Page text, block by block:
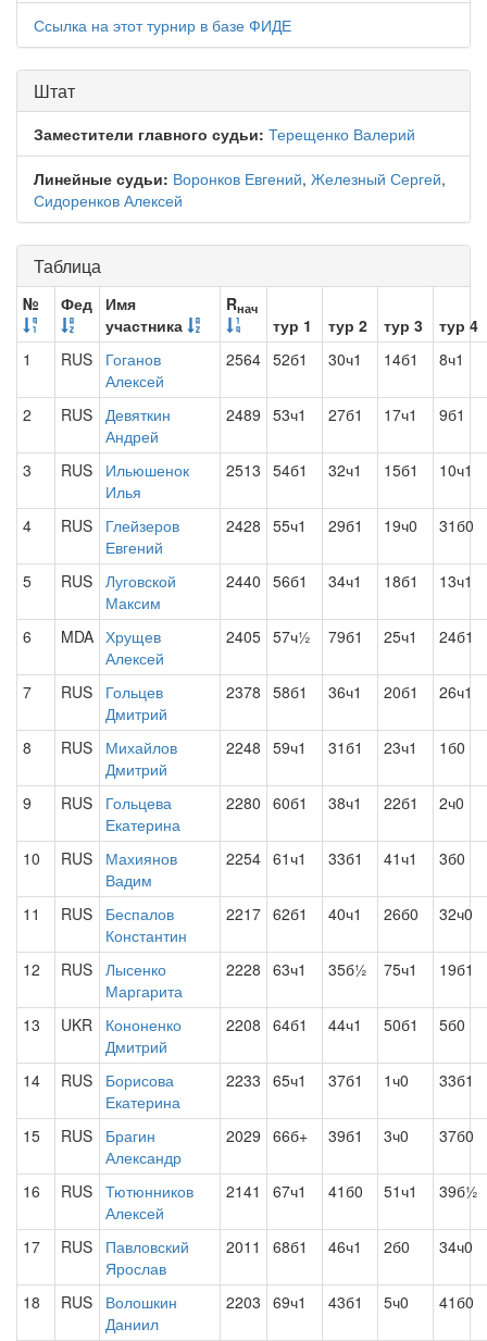
Ссылка на этот турнир в базе ФИДЕ
Штат
Заместители главного судьи: Терещенко Валерий
Линейные судьи: Воронков Евгений, Железный Сергей,
Сидоренков Алексей
Таблица
№ Фед
Имя
участника
Rнач
тур 1 тур 2 тур 3
тур 4
1
RUS
Гоганов
Алексей
2564 52б1 30ч1 14б1 8ч1
2 RUS Девяткин
Андрей
2489 53ч1 27б1 17ч1 9б1
3 RUS
Ильюшенок
Илья
2513 54б1 32ч1 15б1 10ч1
4 RUS
Глейзеров
Евгений
2428 55ч1 29б1 19ч0 31б0
5 RUS Луговской
Максим
2440 56б1 34ч1 18б1 13ч1
6 MDA Хрущев
Алексей
2405 57ч½ 79б1 25ч1 24б1
7 RUS
Гольцев
Дмитрий
2378 58б1 36ч1 20б1 26ч1
8 RUS
Михайлов
Дмитрий
2248 59ч1 31б1 23ч1 1б0
9 RUS
Гольцева
Екатерина
2280 60б1 38ч1 22б1 2ч0
10 RUS
Махиянов
Вадим
2254 61ч1 33б1 41ч1 3б0
11 RUS
Беспалов
Константин
2217 62б1 40ч1 26б0 32ч0
12 RUS Лысенко
Маргарита
2228 63ч1 35б½ 75ч1 19б1
13 UKR
Кононенко
Дмитрий
2208 64б1 44ч1 50б1 5б0
14 RUS
Борисова
Екатерина
2233 65ч1 37б1 1ч0 33б1
15 RUS
Брагин
Александр
2029 66б+ 39б1 3ч0 37б0
16 RUS Тютюнников
Алексей
2141 67ч1 41б0 51ч1 39б½
17 RUS
Павловский
Ярослав
2011 68б1 46ч1 2б0 34ч0
18 RUS
Волошкин
Даниил
2203 69ч1 43б1 5ч0 41б0